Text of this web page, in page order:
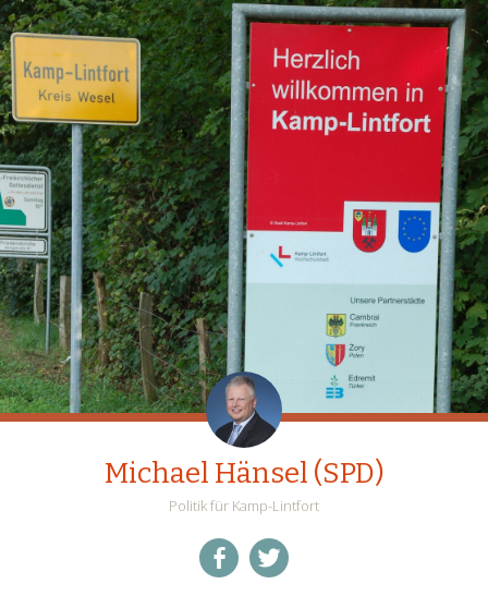
Michael Hänsel (SPD)
Politik für Kamp-Lintfort